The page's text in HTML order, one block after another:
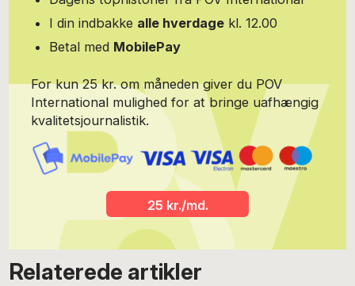
I din indbakke alle hverdage kl. 12.00
Betal med MobilePay
For kun 25 kr. om måneden giver du POV
International mulighed for at bringe uafhængig
kvalitetsjournalistik.
25 kr./md.
Relaterede artikler